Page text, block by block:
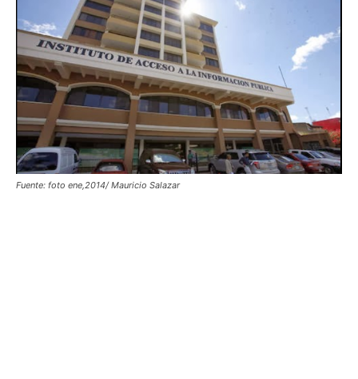
Fuente: foto ene,2014/ Mauricio Salazar